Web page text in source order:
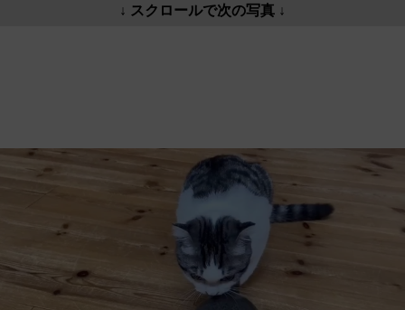
↓ スクロールで次の写真 ↓